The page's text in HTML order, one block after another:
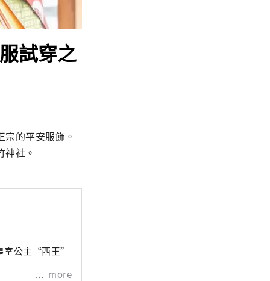
試穿之
的平安服飾。
社。
室公主“西王”
more